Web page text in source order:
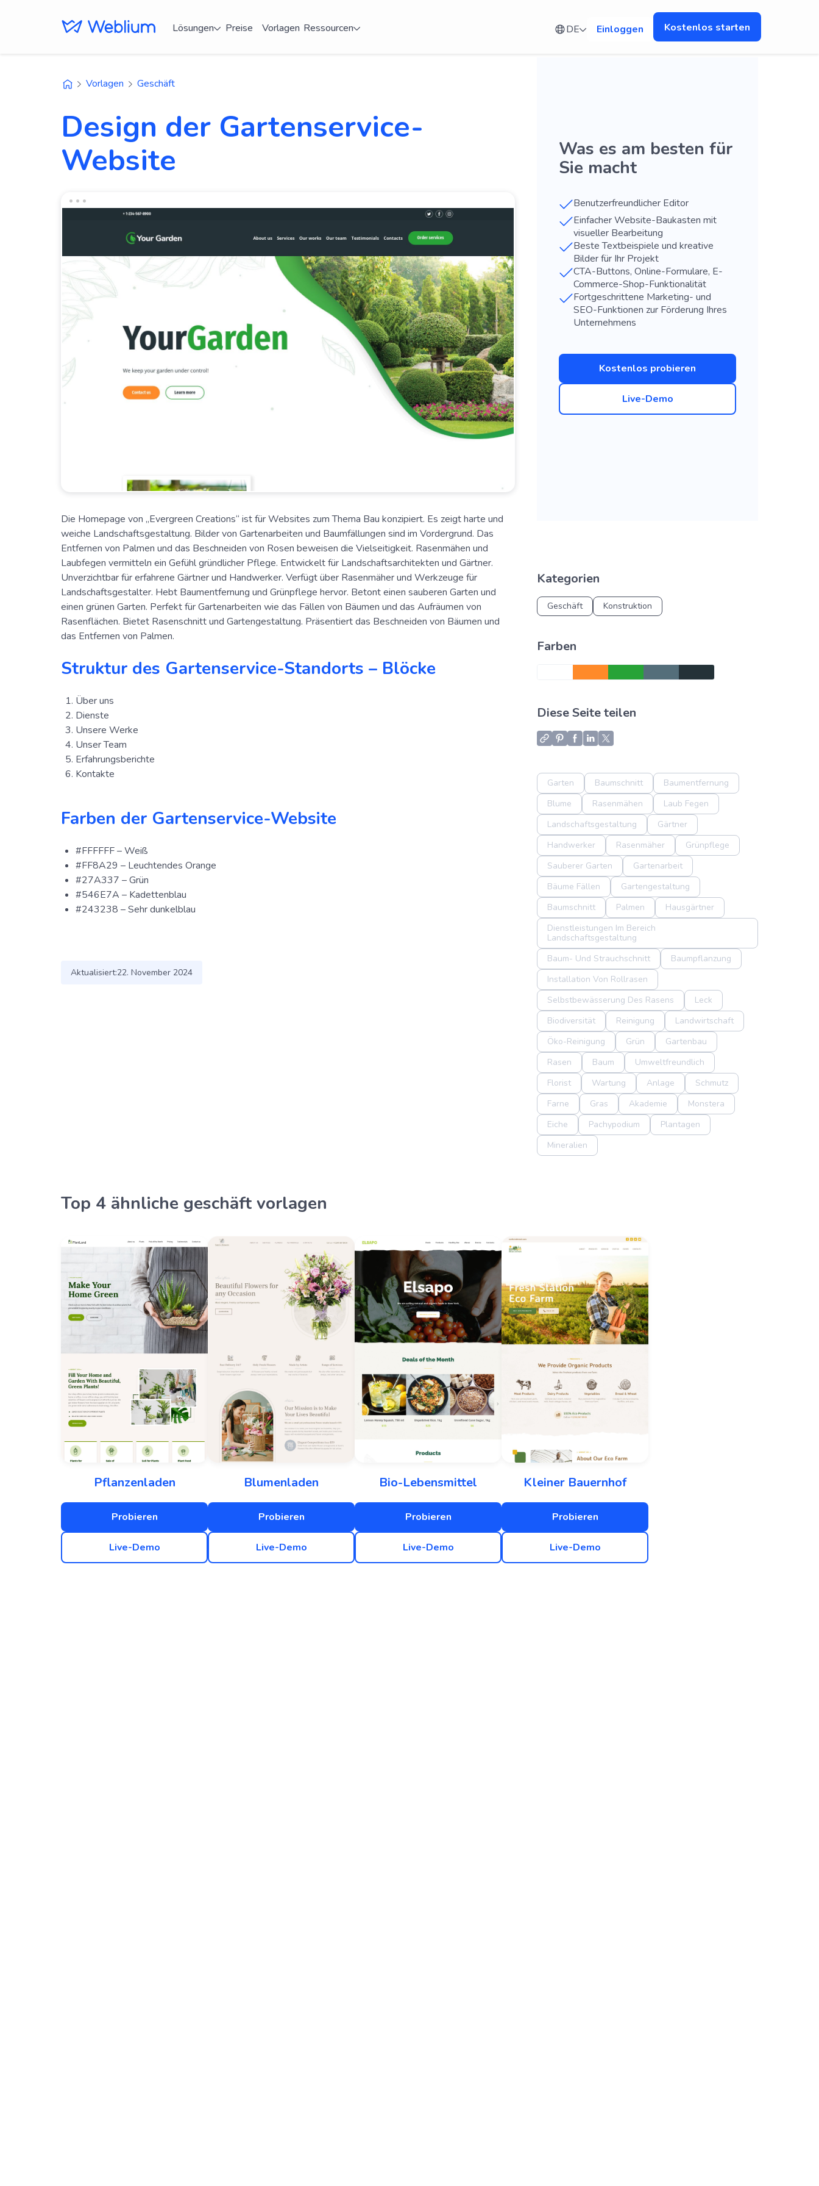
Lösungen Preise Vorlagen Ressourcen DE Einloggen Kostenlos starten
Vorlagen Geschäft
Design der Gartenservice-
Website
Die Homepage von „Evergreen Creations“ ist für Websites zum Thema Bau konzipiert. Es zeigt harte und
weiche Landschaftsgestaltung. Bilder von Gartenarbeiten und Baumfällungen sind im Vordergrund. Das
Entfernen von Palmen und das Beschneiden von Rosen beweisen die Vielseitigkeit. Rasenmähen und
Laubfegen vermitteln ein Gefühl gründlicher Pflege. Entwickelt für Landschaftsarchitekten und Gärtner.
Unverzichtbar für erfahrene Gärtner und Handwerker. Verfügt über Rasenmäher und Werkzeuge für
Landschaftsgestalter. Hebt Baumentfernung und Grünpflege hervor. Betont einen sauberen Garten und
einen grünen Garten. Perfekt für Gartenarbeiten wie das Fällen von Bäumen und das Aufräumen von
Rasenflächen. Bietet Rasenschnitt und Gartengestaltung. Präsentiert das Beschneiden von Bäumen und
das Entfernen von Palmen.
Struktur des Gartenservice-Standorts – Blöcke
Über uns
Dienste
Unsere Werke
Unser Team
Erfahrungsberichte
Kontakte
Farben der Gartenservice-Website
#FFFFFF – Weiß
#FF8A29 – Leuchtendes Orange
#27A337 – Grün
#546E7A – Kadettenblau
#243238 – Sehr dunkelblau
Aktualisiert:22. November 2024
Was es am besten für
Sie macht
Benutzerfreundlicher Editor
Einfacher Website-Baukasten mit
visueller Bearbeitung
Beste Textbeispiele und kreative
Bilder für Ihr Projekt
CTA-Buttons, Online-Formulare, E-
Commerce-Shop-Funktionalität
Fortgeschrittene Marketing- und
SEO-Funktionen zur Förderung Ihres
Unternehmens
Kostenlos probieren
Live-Demo
Kategorien
Geschäft Konstruktion
Farben
Diese Seite teilen
Garten Baumschnitt
Baumentfernung
Blume
Rasenmähen
Laub Fegen
Landschaftsgestaltung
Gärtner
Handwerker
Rasenmäher
Grünpflege
Sauberer Garten
Gartenarbeit
Bäume Fällen
Gartengestaltung
Baumschnitt
Palmen
Hausgärtner
Dienstleistungen Im Bereich
Landschaftsgestaltung
Baum- Und Strauchschnitt
Baumpflanzung
Installation Von Rollrasen
Selbstbewässerung Des Rasens
Leck
Biodiversität
Reinigung
Landwirtschaft
Öko-Reinigung
Grün
Gartenbau
Rasen
Baum
Umweltfreundlich
Florist
Wartung Anlage
Schmutz
Farne
Gras Akademie
Monstera
Eiche
Pachypodium
Plantagen
Mineralien
Top 4 ähnliche geschäft vorlagen
Pflanzenladen
Probieren
Live-Demo
Blumenladen
Probieren
Live-Demo
Bio-Lebensmittel
Probieren
Live-Demo
Kleiner Bauernhof
Probieren
Live-Demo